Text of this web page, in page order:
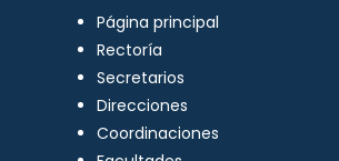
Página principal
Rectoría
Secretarios
Direcciones
Coordinaciones